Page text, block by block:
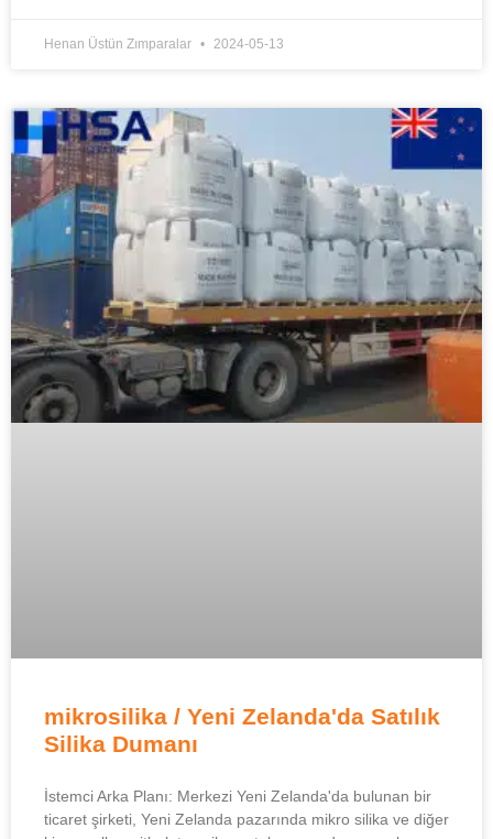
Henan Üstün Zımparalar 2024-05-13
mikrosilika / Yeni Zelanda'da Satılık
Silika Dumanı
İstemci Arka Planı: Merkezi Yeni Zelanda'da bulunan bir
ticaret şirketi, Yeni Zelanda pazarında mikro silika ve diğer